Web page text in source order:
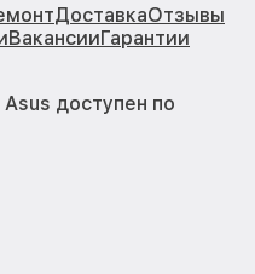
ДоставкаОтзывы
ВакансииГарантии
доступен по